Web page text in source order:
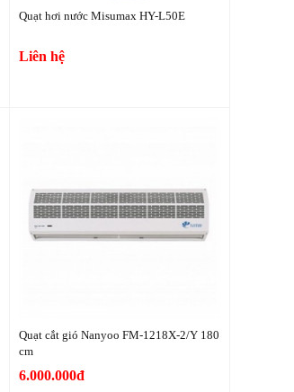
Quạt hơi nước Misumax HY-L50E
Liên hệ
Quạt cắt gió Nanyoo FM-1218X-2/Y 180
cm
6.000.000đ